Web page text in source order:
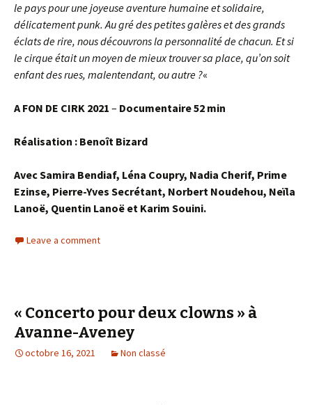
le pays pour une joyeuse aventure humaine et solidaire,
délicatement punk. Au gré des petites galères et des grands
éclats de rire, nous découvrons la personnalité de chacun. Et si
le cirque était un moyen de mieux trouver sa place, qu’on soit
enfant des rues, malentendant, ou autre ?«
A FON DE CIRK 2021 – Documentaire 52 min
Réalisation : Benoît Bizard
Avec Samira Bendiaf, Léna Coupry, Nadia Cherif, Prime
Ezinse, Pierre-Yves Secrétant, Norbert Noudehou, Neïla
Lanoë, Quentin Lanoë et Karim Souini.
Leave a comment
« Concerto pour deux clowns » à
Avanne-Aveney
octobre 16, 2021 Non classé